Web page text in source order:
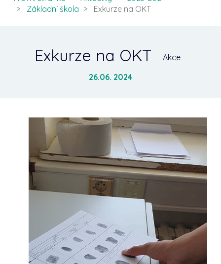
Základní škola
Exkurze na OKT
Exkurze na OKT
Akce
26.06. 2024